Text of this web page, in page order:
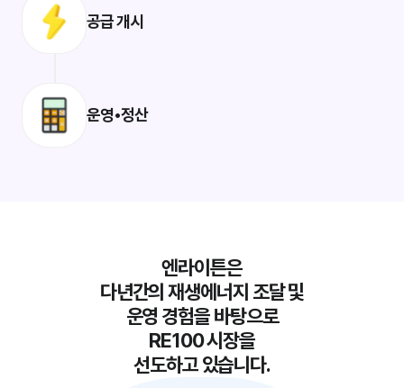
공급 개시
운영•정산
엔라이튼은
다년간의 재생에너지 조달 및
운영 경험을 바탕으로
RE100 시장을
선도하고 있습니다.